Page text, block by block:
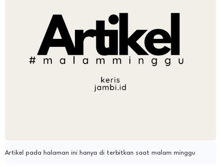
Artikel pada halaman ini hanya di terbitkan saat malam minggu